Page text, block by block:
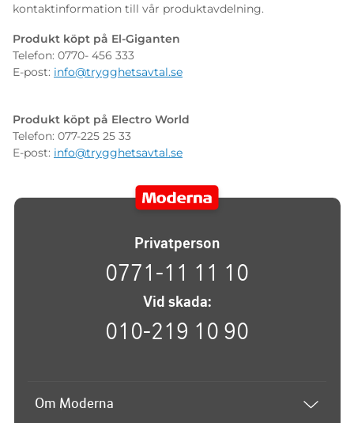
kontaktinformation till vår produktavdelning.
Produkt köpt på El-Giganten
Telefon: 0770- 456 333
E-post: info@trygghetsavtal.se
Produkt köpt på Electro World
Telefon: 077-225 25 33
E-post: info@trygghetsavtal.se
Privatperson
0771-11 11 10
Vid skada:
010-219 10 90
Om Moderna